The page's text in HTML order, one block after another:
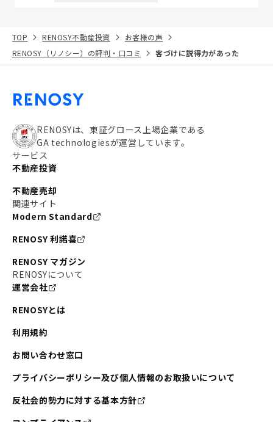
TOP RENOSY不動産投資
お客様の声
RENOSY（リノシー）の評判・口コミ
客づけに説得力があった
RENOSYは、東証グロース上場企業である
GA technologiesが運営しています。
サービス
不動産投資
不動産売却
関連サイト
Modern Standard
RENOSY 利諾喜
RENOSY マガジン
RENOSYについて
運営会社
RENOSYとは
利用規約
お問い合わせ窓口
プライバシーポリシー及び個人情報のお取扱いについて
反社会的勢力に対する基本方針